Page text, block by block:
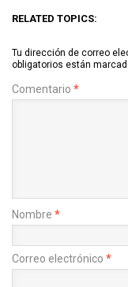
RELATED TOPICS:
Tu dirección de correo
obligatorios están
Comentario *
Nombre *
Correo electrónico *